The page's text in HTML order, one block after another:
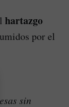
hartazgo
por el
sin